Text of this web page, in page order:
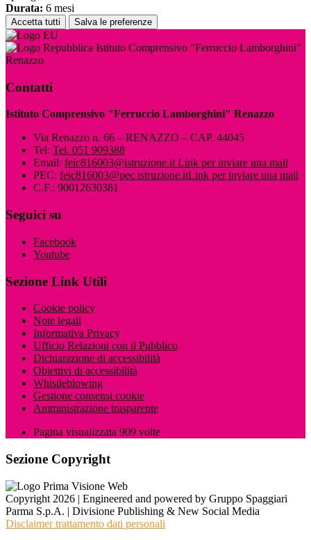
Durata: 6 mesi
Accetta tutti Salva le preferenze
Istituto Comprensivo "Ferruccio Lamborghini"
Renazzo
Contatti
Istituto Comprensivo "Ferruccio Lamborghini" Renazzo
Via Renazzo n. 66 – RENAZZO – CAP. 44045
Tel: Tel. 051 909388
Email: feic816003@istruzione.itLink per inviare una mail
PEC: feic816003@pec.istruzione.itLink per inviare una mail
C.F.: 90012630381
Seguici su
Facebook
Youtube
Sezione Link Utili
Cookie policy
Note legali
Informativa Privacy
Ufficio Relazioni con il Pubblico
Dichiarazione di accessibilità
Obiettivi di accessibilità
Whistleblowing
Gestione consensi cookie
Amministrazione trasparente
Pagina visualizzata 909 volte
Sezione Copyright
Copyright 2026 | Engineered and powered by Gruppo Spaggiari
Parma S.p.A. | Divisione Publishing & New Social Media
Disclaimer trattamento dati personali